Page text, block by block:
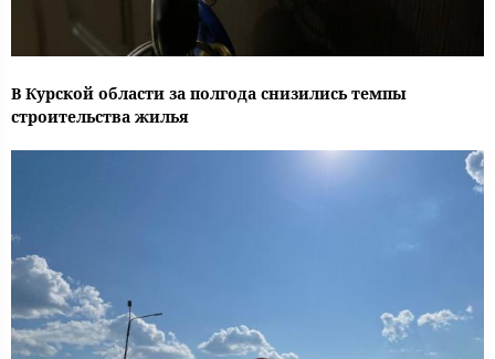
В Курской области за полгода снизились темпы
строительства жилья